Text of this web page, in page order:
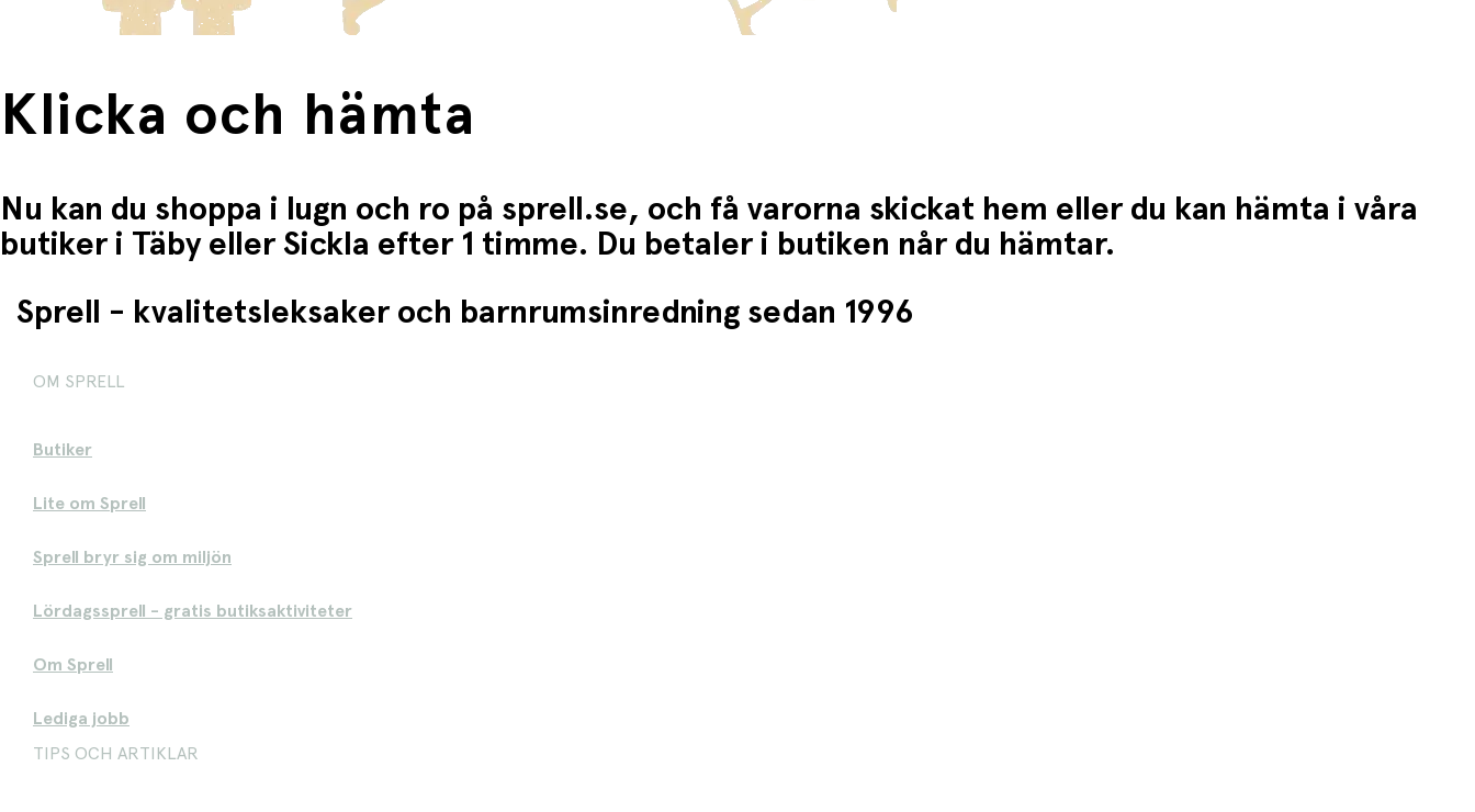
Klicka och hämta
Nu kan du shoppa i lugn och ro på sprell.se, och få varorna skickat hem eller du kan hämta i våra
butiker i Täby eller Sickla efter 1 timme. Du betaler i butiken når du hämtar.
Sprell - kvalitetsleksaker och barnrumsinredning sedan 1996
OM SPRELL
Butiker
Lite om Sprell
Sprell bryr sig om miljön
Lördagssprell - gratis butiksaktiviteter
Om Sprell
Lediga jobb
TIPS OCH ARTIKLAR